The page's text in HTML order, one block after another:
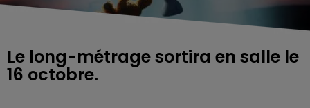
Le long-métrage sortira en salle le
16 octobre.